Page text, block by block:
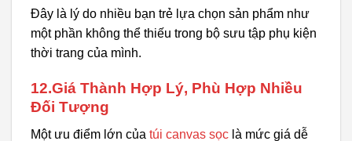
Đây là lý do nhiều bạn trẻ lựa chọn sản phẩm như
một phần không thể thiếu trong bộ sưu tập phụ kiện
thời trang của mình.
12.Giá Thành Hợp Lý, Phù Hợp Nhiều
Đối Tượng
Một ưu điểm lớn của túi canvas sọc là mức giá dễ